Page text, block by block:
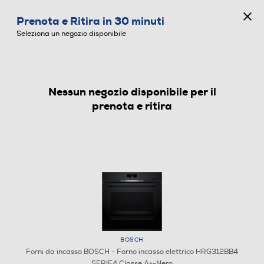
FORNI DA INCASSO
Prenota e Ritira in 30 minuti
Seleziona un negozio disponibile
Nessun negozio disponibile per il
prenota e ritira
BOSCH
Forni da incasso BOSCH - Forno incasso elettrico HRG312BB4